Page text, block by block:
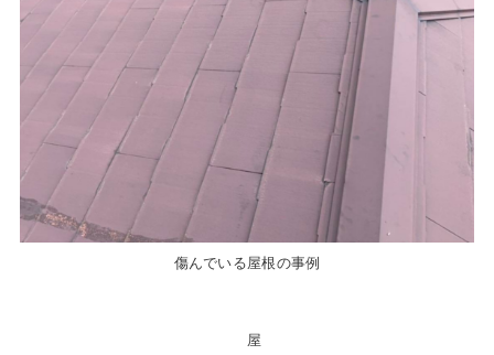
傷んでいる屋根の事例
屋